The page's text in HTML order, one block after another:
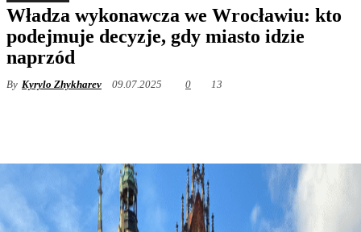
Władza wykonawcza we Wrocławiu: kto
podejmuje decyzje, gdy miasto idzie
naprzód
By Kyrylo Zhykharev 09.07.2025 0 13